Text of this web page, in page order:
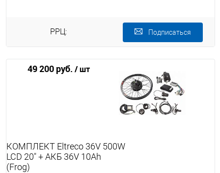
РРЦ:
49 200 руб. / шт
Подписаться
КОМПЛЕКТ Eltreco 36V 500W
LCD 20" + АКБ 36V 10Ah
(Frog)